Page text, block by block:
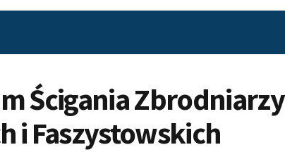
Ścigania Zbrodniarzy
i Faszystowskich